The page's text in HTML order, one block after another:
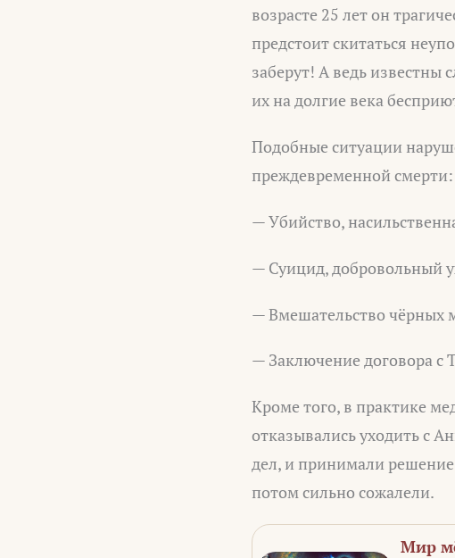
возрасте 25 лет он
предстоит скитаться
заберут! А ведь известны
их на долгие века
Подобные ситуации
преждевременной смерти:
— Убийство,
— Суицид, добровольный
— Вмешательство чёрных
— Заключение договора
Кроме того, в практике
отказывались уходить с
дел, и принимали решение
потом сильно сожалели.
Мир